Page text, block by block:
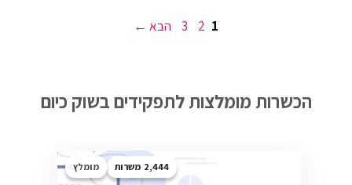
עמוד
1 עמוד
2 עמוד
3 הבא →
הכשרות מומלצות לתפקידים בשוק כיום
2,444 מומלץ